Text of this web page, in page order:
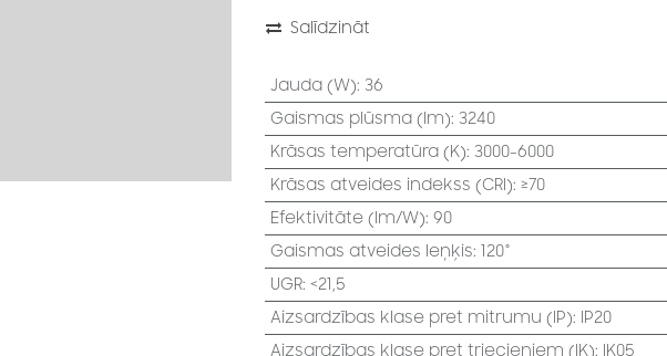
Salīdzināt
Jauda (W): 36
Gaismas plūsma (lm): 3240
Krāsas temperatūra (K): 3000-6000
Krāsas atveides indekss (CRI): ≥70
Efektivitāte (lm/W): 90
Gaismas atveides leņķis: 120°
UGR: <21,5
Aizsardzības klase pret mitrumu (IP): IP20
Aizsardzības klase pret triecieniem (IK): IK05